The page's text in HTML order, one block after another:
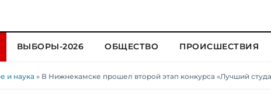
ВЫБОРЫ-2026 ОБЩЕСТВО ПРОИСШЕСТВИЯ
и наука » В Нижнекамске прошел второй этап конкурса «Лучший